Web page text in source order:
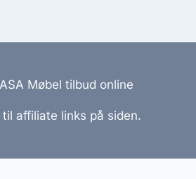
Møbel tilbud online
affiliate links på siden.